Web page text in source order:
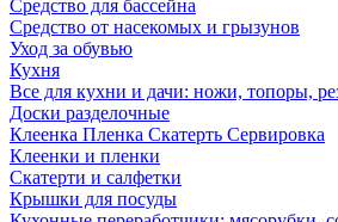
Средство для бассейна
Средство от насекомых и грызунов
Уход за обувью
Кухня
Все для кухни и дачи: ножи, топоры,
Доски разделочные
Клеенка Пленка Скатерть Сервировка
Клеенки и пленки
Скатерти и салфетки
Крышки для посуды